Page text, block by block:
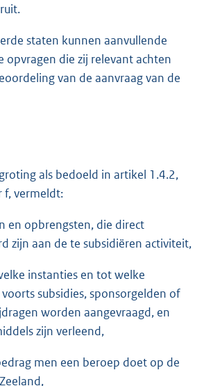
staten kunnen aanvullende
opvragen die zij relevant achten
van de aanvraag van de
als bedoeld in artikel 1.4.2,
f, vermeldt:
en opbrengsten, die direct
zijn aan de te subsidiëren activiteit,
instanties en tot welke
subsidies, sponsorgelden of
worden aangevraagd, en
zijn verleend,
men een beroep doet op de